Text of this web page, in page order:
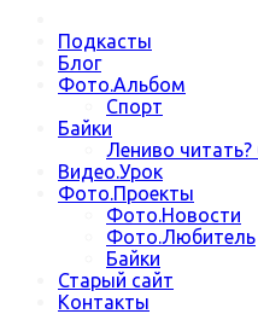
Подкасты
Блог
Фото.Альбом
Спорт
Байки
Лениво
Видео.Урок
Фото.Проекты
Фото.Новости
Фото.Любитель
Байки
Старый сайт
Контакты